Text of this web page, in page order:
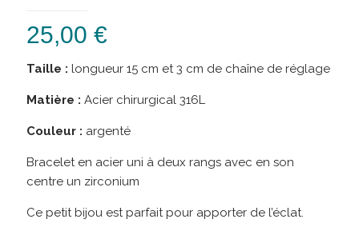
25,00 €
Taille : longueur 15 cm et 3 cm de chaîne de réglage
Matière : Acier chirurgical 316L
Couleur : argenté
Bracelet en acier uni à deux rangs avec en son
centre un zirconium
Ce petit bijou est parfait pour apporter de l’éclat.